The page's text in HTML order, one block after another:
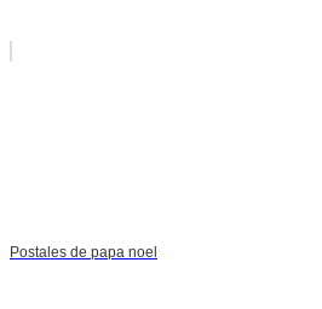
Postales de papa noel